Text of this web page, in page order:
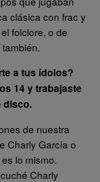
clásica con frac y
folclore, o de
a tus ídolos?
14 y trabajaste
disco.
de nuestra
Charly García o
lo mismo.
Charly